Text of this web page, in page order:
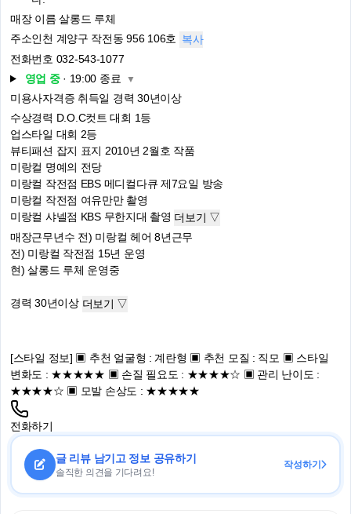
매장 이름 살롱드 루체
주소인천 계양구 작전동 956 106호 복사
전화번호 032-543-1077
영업 중 · 19:00 종료 ▼
미용사자격증 취득일 경력 30년이상
수상경력 D.O.C컷트 대회 1등
업스타일 대회 2등
뷰티패션 잡지 표지 2010년 2월호 작품
미랑컬 명예의 전당
미랑컬 작전점 EBS 메디컬다큐 제7요일 방송
미랑컬 작전점 여유만만 촬영
미랑컬 샤넬점 KBS 무한지대 촬영 더보기 ▽
매장근무년수 전) 미랑컬 헤어 8년근무
전) 미랑컬 작전점 15년 운영
현) 살롱드 루체 운영중
경력 30년이상 더보기 ▽
[스타일 정보] ▣ 추천 얼굴형 : 계란형 ▣ 추천 모질 : 직모 ▣ 스타일
변화도 : ★★★★★ ▣ 손질 필요도 : ★★★★☆ ▣ 관리 난이도 :
★★★★☆ ▣ 모발 손상도 : ★★★★★
전화하기
글 리뷰 남기고 정보 공유하기
솔직한 의견을 기다려요!
작성하기